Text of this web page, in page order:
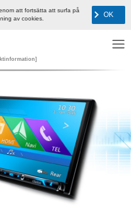
att fortsätta att surfa på
av cookies.
OK